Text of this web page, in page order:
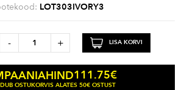
LOT303IVORY3
- + LISA KORVI
111.75€
OSTUKORVIS ALATES 50€ OSTUST